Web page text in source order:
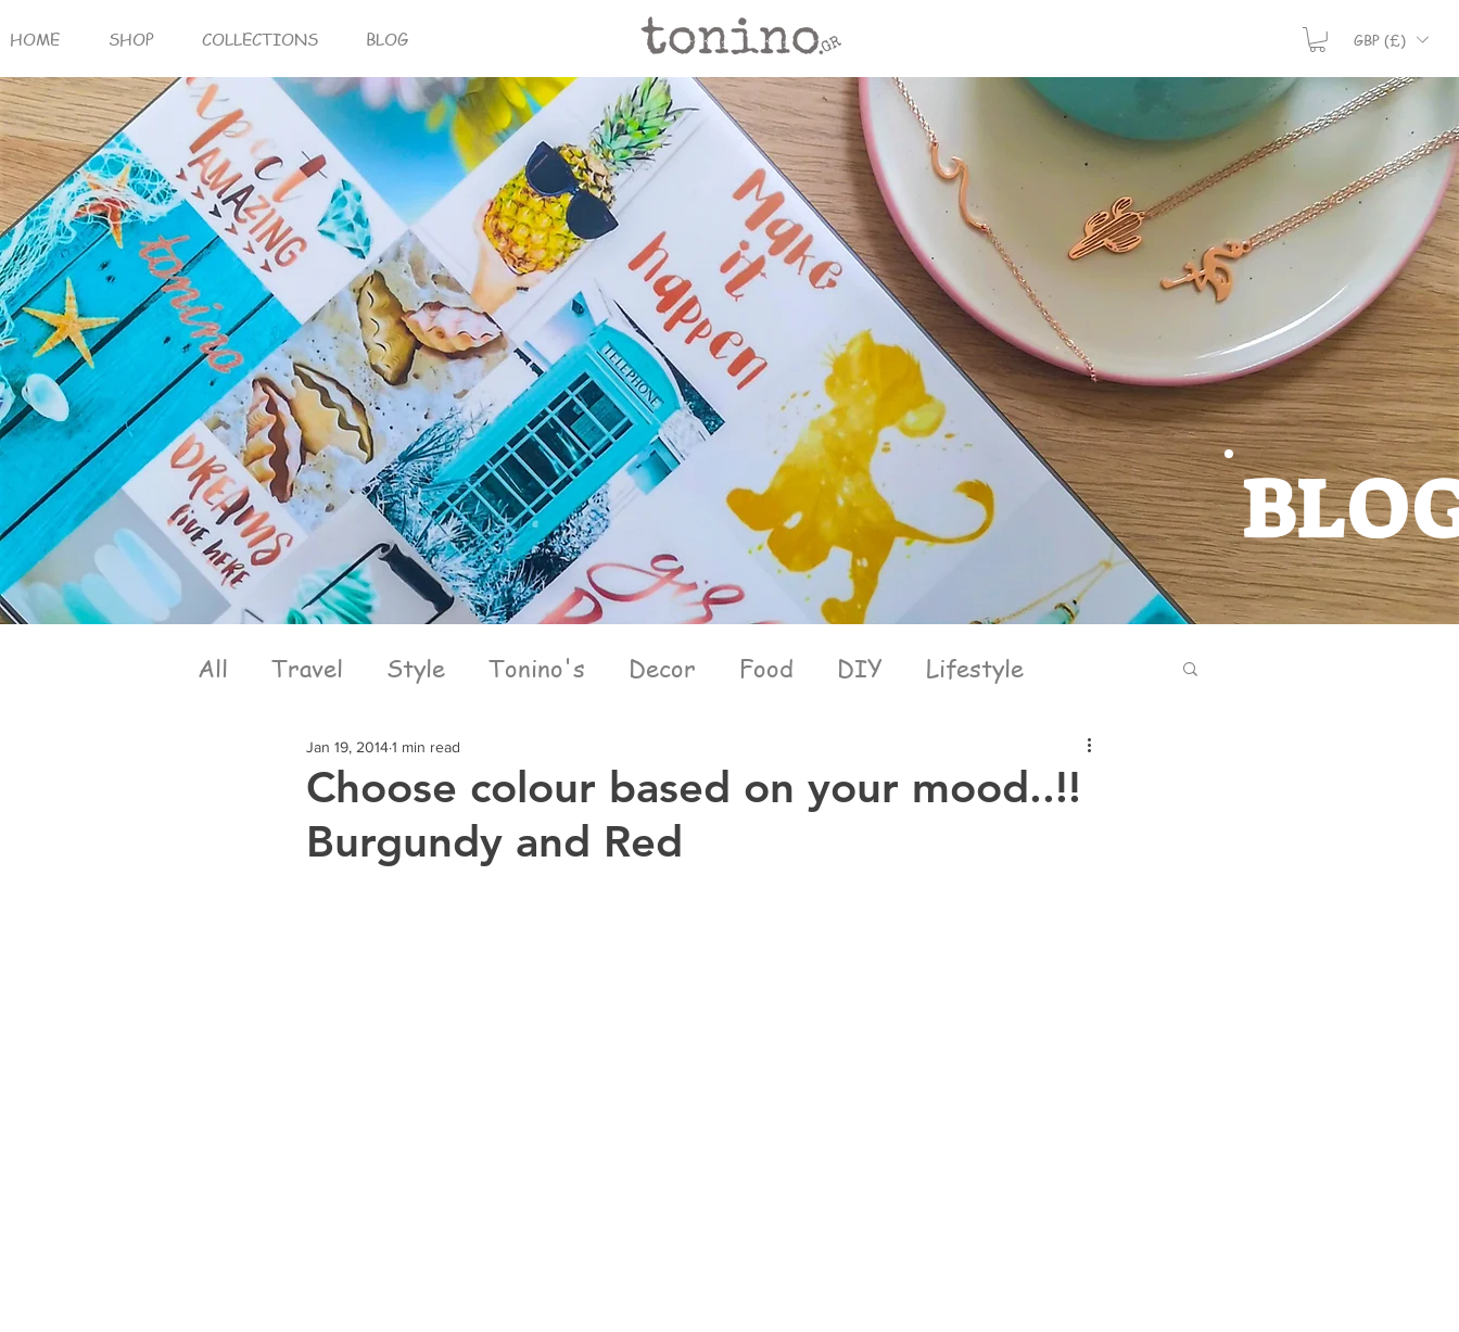
HOME SHOP COLLECTIONS BLOG GBP (£)
BLOG
All Travel Style Tonino's Decor Food DIY Lifestyle
Choose colour based on your mood..!!
Burgundy and Red
Jan 19, 20141 min read